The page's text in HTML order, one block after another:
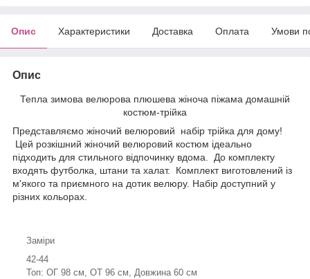
Опис Характеристики Доставка Оплата Умови
Опис
Тепла зимова велюрова плюшева жіноча піжама домашній
костюм-трійка
Представляємо жіночий велюровий набір трійка для дому!
Цей розкішний жіночий велюровий костюм ідеально
підходить для стильного відпочинку вдома. До комплекту
входять футболка, штани та халат. Комплект виготовлений із
м'якого та приємного на дотик велюру. Набір доступний у
різних кольорах.
Заміри
42-44
Топ: ОГ 98 см, ОТ 96 см, Довжина 60 см